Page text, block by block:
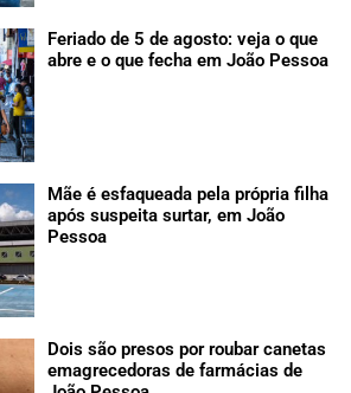
Feriado de 5 de agosto: veja o que
abre e o que fecha em João Pessoa
Mãe é esfaqueada pela própria filha
após suspeita surtar, em João
Pessoa
Dois são presos por roubar canetas
emagrecedoras de farmácias de